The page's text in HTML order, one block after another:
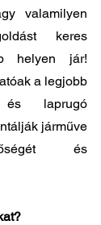
valamilyen
keres
helyen jár!
a legjobb
és laprugó
járműve
és